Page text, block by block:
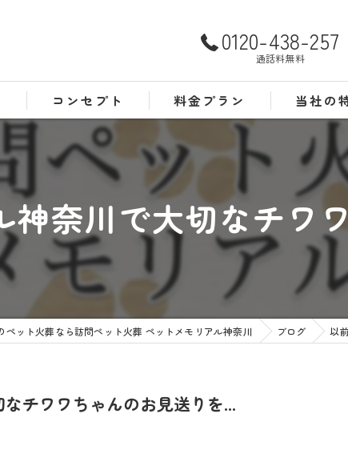
0120-438-257
通話料無料
コンセプト
よくある質問
料金プラン 当社の
猫
訪問
24時間
奈川で大切なチワ
ペット火葬なら訪問ペット火葬 ペットメモリアル神奈川 ブログ 以
チワワちゃんのお見送りを...